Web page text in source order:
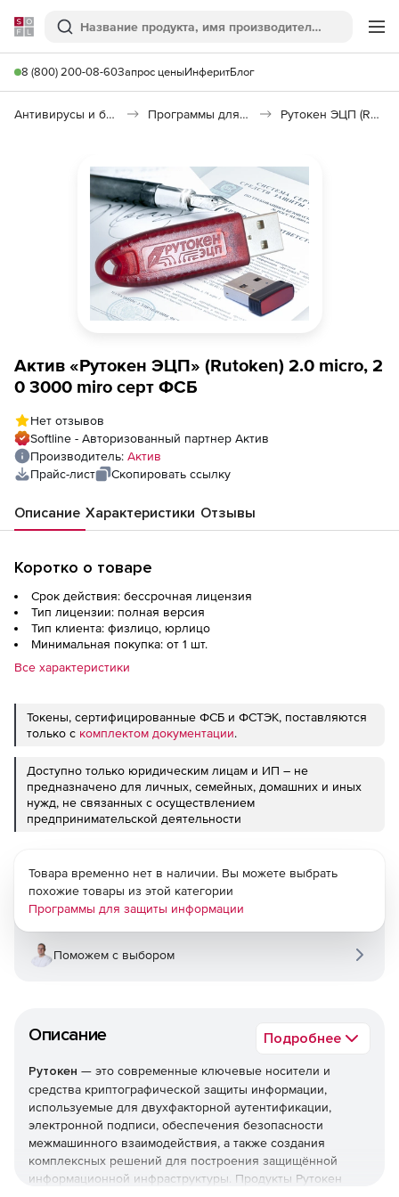
Softline
Поиск
8 (800) 200-08-60Запрос ценыИнферитБлог
Антивирусы и безопасность Программы для защиты информации Рутокен ЭЦП (Rutoken)
Актив «Рутокен ЭЦП» (Rutoken) 2.0 micro, 2
0 3000 miro серт ФСБ
Нет отзывов
Softline - Авторизованный партнер Актив
Производитель: Актив
Прайс-лист
Скопировать ссылку
Описание Характеристики Отзывы
Коротко о товаре
Срок действия: бессрочная лицензия
Тип лицензии: полная версия
Тип клиента: физлицо, юрлицо
Минимальная покупка: от 1 шт.
Все характеристики
Токены, сертифицированные ФСБ и ФСТЭК, поставляются
только с комплектом документации.
Доступно только юридическим лицам и ИП – не
предназначено для личных, семейных, домашних и иных
нужд, не связанных с осуществлением
предпринимательской деятельности
Описание Подробнее
Рутокен — это современные ключевые носители и
средства криптографической защиты информации,
используемые для двухфакторной аутентификации,
электронной подписи, обеспечения безопасности
межмашинного взаимодействия, а также создания
комплексных решений для построения защищённой
информационной инфраструктуры. Продукты Рутокен
Товара временно нет в наличии. Вы можете выбрать
похожие товары из этой категории
Программы для защиты информации
Поможем с выбором